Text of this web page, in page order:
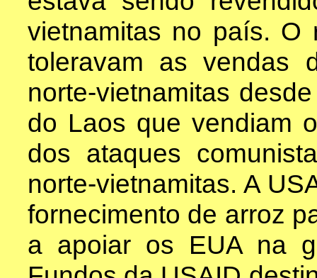
vietnamitas no país. O
toleravam as vendas
norte-vietnamitas
do Laos que vendiam
dos ataques
norte-vietnamitas. A
fornecimento de arroz
a apoiar os EUA na